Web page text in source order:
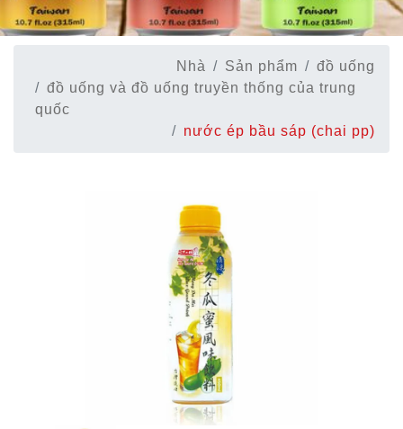
Nhà Sản phẩm
đồ uống
đồ uống và đồ uống truyền thống của trung
quốc
nước ép bầu sáp (chai pp)